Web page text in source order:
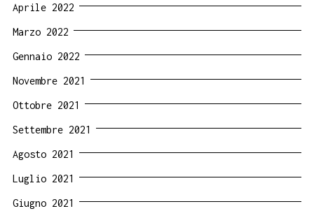
Aprile 2022
Marzo 2022
Gennaio 2022
Novembre 2021
Ottobre 2021
Settembre 2021
Agosto 2021
Luglio 2021
Giugno 2021